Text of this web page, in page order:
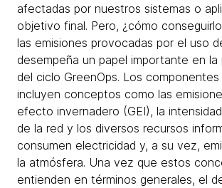
afectadas por nuestros sistemas o
objetivo final. Pero, ¿cómo
las emisiones provocadas por el uso
desempeña un papel importante en la
del ciclo GreenOps. Los
incluyen conceptos como las
efecto invernadero (GEI), la
de la red y los diversos recursos
consumen electricidad y, a su vez,
la atmósfera. Una vez que estos
entienden en términos generales, el